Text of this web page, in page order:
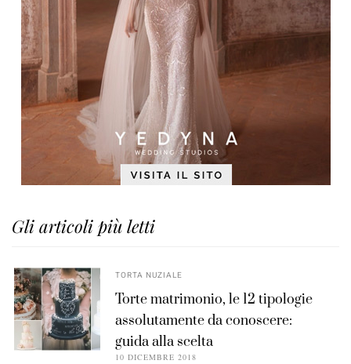
Gli articoli più letti
TORTA NUZIALE
Torte matrimonio, le 12 tipologie
assolutamente da conoscere:
guida alla scelta
10 DICEMBRE 2018